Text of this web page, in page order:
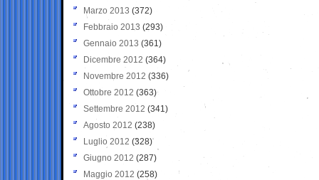
Marzo 2013 (372)
Febbraio 2013 (293)
Gennaio 2013 (361)
Dicembre 2012 (364)
Novembre 2012 (336)
Ottobre 2012 (363)
Settembre 2012 (341)
Agosto 2012 (238)
Luglio 2012 (328)
Giugno 2012 (287)
Maggio 2012 (258)